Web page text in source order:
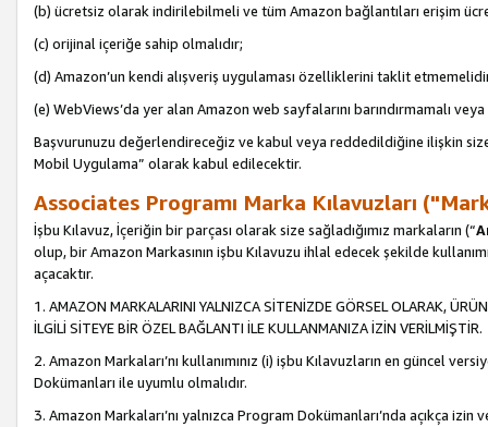
(b) ücretsiz olarak indirilebilmeli ve tüm Amazon bağlantıları erişim
(c) orijinal içeriğe sahip olmalıdır;
(d) Amazon’un kendi alışveriş uygulaması özelliklerini taklit
(e) WebViews’da yer alan Amazon web sayfalarını barındırmamalı
Başvurunuzu değerlendireceğiz ve kabul veya reddedildiğine ilişkin
Mobil Uygulama” olarak kabul edilecektir.
Associates Programı Marka Kılavuzları
İşbu Kılavuz, İçeriğin bir parçası olarak size sağladığımız markaların (“
olup, bir Amazon Markasının işbu Kılavuzu ihlal edecek şekilde
açacaktır.
1. AMAZON MARKALARINI YALNIZCA SİTENİZDE GÖRSEL OLARAK,
İLGİLİ SİTEYE BİR ÖZEL BAĞLANTI İLE KULLANMANIZA İZİN VERİLMİŞTİR.
2. Amazon Markaları’nı kullanımınız (i) işbu Kılavuzların en güncel
Dokümanları ile uyumlu olmalıdır.
3. Amazon Markaları’nı yalnızca Program Dokümanları’nda açıkça